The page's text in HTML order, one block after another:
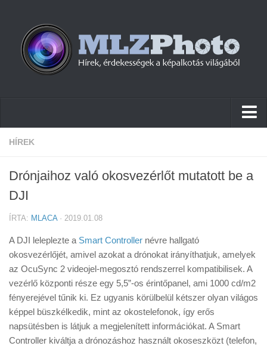
Hírek
Cikkek
Tudástár
Tanácsok
Érdekességek
Helyszíni Riport
E-BB
HÍREK
Drónjaihoz való okosvezérlőt mutatott be a
DJI
ÍRTA: MLACA· 2019.01.08
A DJI leleplezte a Smart Controller névre hallgató
okosvezérlőjét, amivel azokat a drónokat irányíthatjuk, amelyek
az OcuSync 2 videojel-megosztó rendszerrel kompatibilisek. A
vezérlő központi része egy 5,5”-os érintőpanel, ami 1000 cd/m2
fényerejével tűnik ki. Ez ugyanis körülbelül kétszer olyan világos
képpel büszkélkedik, mint az okostelefonok, így erős
napsütésben is látjuk a megjelenített információkat. A Smart
Controller kiváltja a drónozáshoz használt okoseszközt (telefon,